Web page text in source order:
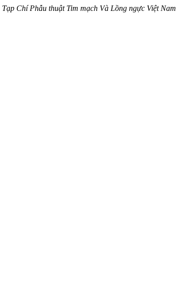
Tạp Chí Phẫu thuật Tim mạch Và Lồng ngực Việt Nam